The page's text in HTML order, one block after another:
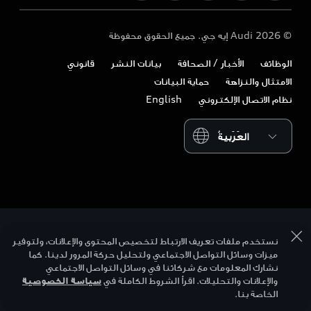
Audi عمان
Audi السعودية
Audi Exclusive
تنزيل الكتيب
المالكون وخدمات ما بعد البيع
الأعمال والأساطيل
أسلوب الحياة
Audi Sport
© 2026 Audi إيه جي. جميع الحقوق محفوظة
الوظائف الأخبار / الصحافة بيانات النشر
قانوني
الامتثال والنزاهة
حماية البيانات
نظام الاتصال الإلكتروني
English
Please select country
نستخدم ملفات تعريف الارتباط لتخصيص المحتوى والإعلانات، ولتوفير
ميزات وسائل التواصل الاجتماعي ولتحليل حركة المرور لدينا. كما
نشارك المعلومات مع شركائنا في وسائل التواصل الاجتماعي
والإعلانات والتحليلات. اقرأ الشروط الكاملة فيسياسة الخصوصية
الخاصة بنا.